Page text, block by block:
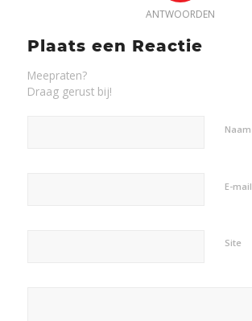
ANTWOORDEN
Plaats een Reactie
Meepraten?
Draag gerust bij!
Naam
E-mail
Site